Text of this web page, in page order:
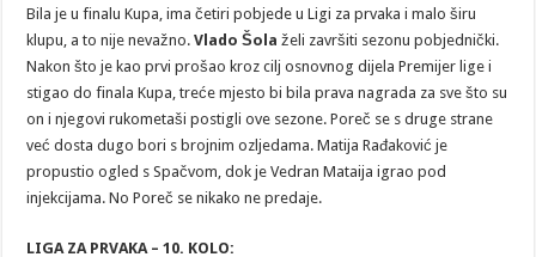
Bila je u finalu Kupa, ima četiri pobjede u Ligi za prvaka i malo širu
klupu, a to nije nevažno.Vlado Šola želi završiti sezonu pobjednički.
Nakon što je kao prvi prošao kroz cilj osnovnog dijela Premijer lige i
stigao do finala Kupa, treće mjesto bi bila prava nagrada za sve što su
on i njegovi rukometaši postigli ove sezone. Poreč se s druge strane
već dosta dugo bori s brojnim ozljedama. Matija Rađaković je
propustio ogled s Spačvom, dok je Vedran Mataija igrao pod
injekcijama. No Poreč se nikako ne predaje.
LIGA ZA PRVAKA – 10. KOLO: